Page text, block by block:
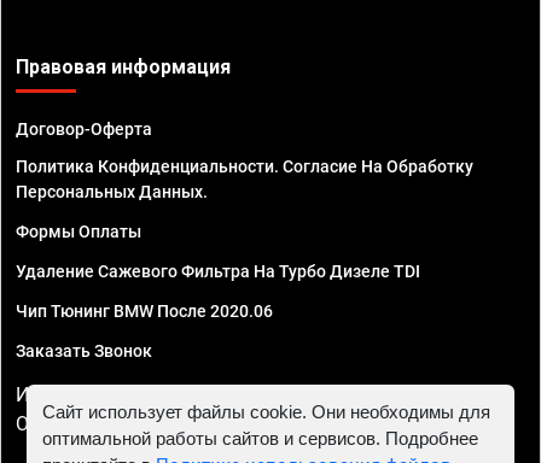
Правовая информация
Договор-Оферта
Политика Конфиденциальности. Согласие На Обработку
Персональных Данных.
Формы Оплаты
Удаление Сажевого Фильтра На Турбо Дизеле TDI
Чип Тюнинг BMW После 2020.06
Заказать Звонок
ИП Смирнов Георгий Павлович. ИНН 781302555843,
ОГРНИП 324470400032610
Сайт использует файлы cookie. Они необходимы для
оптимальной работы сайтов и сервисов. Подробнее